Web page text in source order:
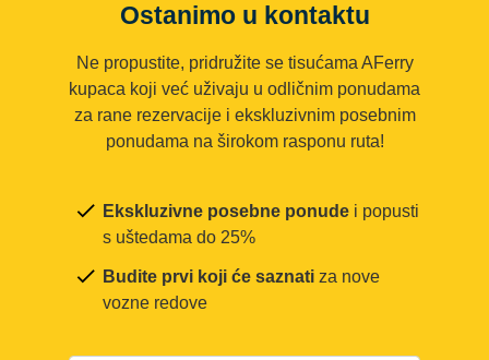
Ostanimo u kontaktu
Ne propustite, pridružite se tisućama AFerry
kupaca koji već uživaju u odličnim ponudama
za rane rezervacije i ekskluzivnim posebnim
ponudama na širokom rasponu ruta!
Ekskluzivne posebne ponude i popusti
s uštedama do 25%
Budite prvi koji će saznati za nove
vozne redove